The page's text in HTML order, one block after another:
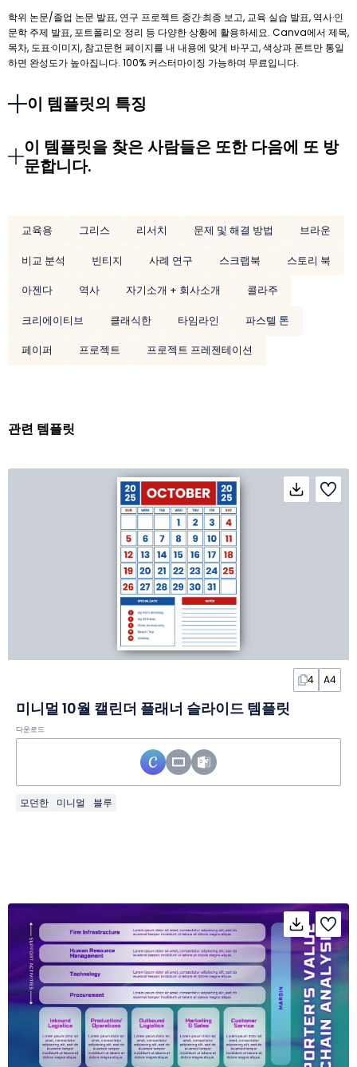
학위 논문/졸업 논문 발표, 연구 프로젝트 중간·최종 보고, 교육 실습 발표, 역사·인
문학 주제 발표, 포트폴리오 정리 등 다양한 상황에 활용하세요. Canva에서 제목,
목차, 도표·이미지, 참고문헌 페이지를 내 내용에 맞게 바꾸고, 색상과 폰트만 통일
하면 완성도가 높아집니다. 100% 커스터마이징 가능하며 무료입니다.
이 템플릿의 특징
이 템플릿을 찾은 사람들은 또한 다음에 또 방
문합니다.
교육용 그리스 리서치 문제 및 해결 방법
브라운
비교 분석
빈티지 사례 연구 스크랩북
스토리 북
아젠다
역사 자기소개 + 회사소개
콜라주
크리에이티브
클래식한 타임라인
파스텔 톤
페이퍼
프로젝트 프로젝트 프레젠테이션
관련 템플릿
4 A4
미니멀 10월 캘린더 플래너 슬라이드 템플릿
다운로드
모던한 미니멀 블루